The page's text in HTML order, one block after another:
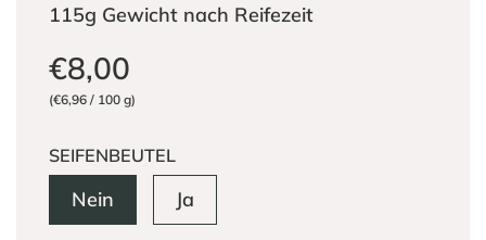
115g Gewicht nach Reifezeit
Sonderpreis
Normaler
Preis
€8,00
(€6,96 / 100 g)
SEIFENBEUTEL
Nein Ja